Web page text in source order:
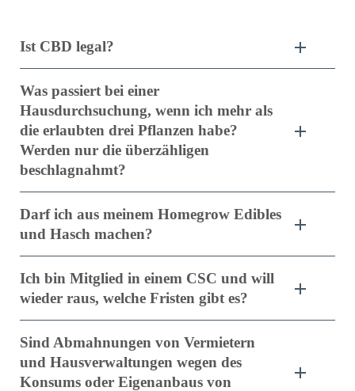
Ist CBD legal?
Was passiert bei einer
Hausdurchsuchung, wenn ich mehr als
die erlaubten drei Pflanzen habe?
Werden nur die überzähligen
beschlagnahmt?
Darf ich aus meinem Homegrow Edibles
und Hasch machen?
Ich bin Mitglied in einem CSC und will
wieder raus, welche Fristen gibt es?
Sind Abmahnungen von Vermietern
und Hausverwaltungen wegen des
Konsums oder Eigenanbaus von